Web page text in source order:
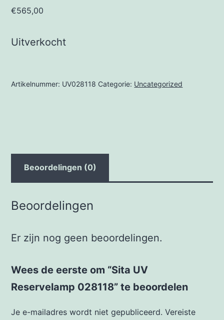
€565,00
Uitverkocht
Artikelnummer: UV028118 Categorie: Uncategorized
Beoordelingen (0)
Beoordelingen
Er zijn nog geen beoordelingen.
Wees de eerste om “Sita UV
Reservelamp 028118” te beoordelen
Je e-mailadres wordt niet gepubliceerd. Vereiste